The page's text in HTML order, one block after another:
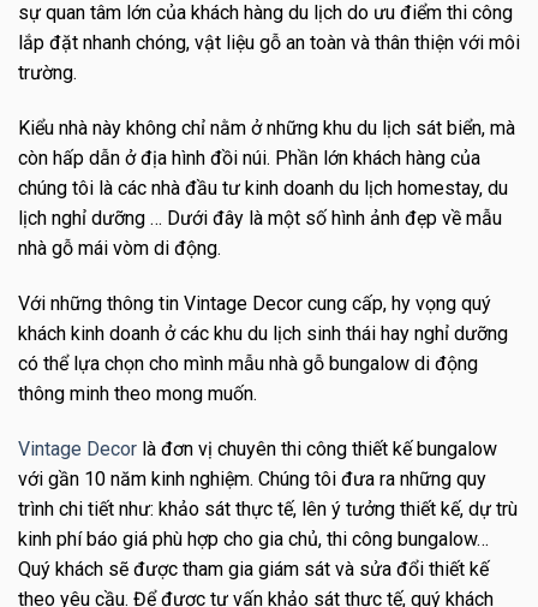
sự quan tâm lớn của khách hàng du lịch do ưu điểm thi công
lắp đặt nhanh chóng, vật liệu gỗ an toàn và thân thiện với môi
trường.
Kiểu nhà này không chỉ nằm ở những khu du lịch sát biển, mà
còn hấp dẫn ở địa hình đồi núi. Phần lớn khách hàng của
chúng tôi là các nhà đầu tư kinh doanh du lịch homestay, du
lịch nghỉ dưỡng … Dưới đây là một số hình ảnh đẹp về mẫu
nhà gỗ mái vòm di động.
Với những thông tin Vintage Decor cung cấp, hy vọng quý
khách kinh doanh ở các khu du lịch sinh thái hay nghỉ dưỡng
có thể lựa chọn cho mình mẫu nhà gỗ bungalow di động
thông minh theo mong muốn.
Vintage Decor là đơn vị chuyên thi công thiết kế bungalow
với gần 10 năm kinh nghiệm. Chúng tôi đưa ra những quy
trình chi tiết như: khảo sát thực tế, lên ý tưởng thiết kế, dự trù
kinh phí báo giá phù hợp cho gia chủ, thi công bungalow…
Quý khách sẽ được tham gia giám sát và sửa đổi thiết kế
theo yêu cầu. Để được tư vấn khảo sát thực tế, quý khách